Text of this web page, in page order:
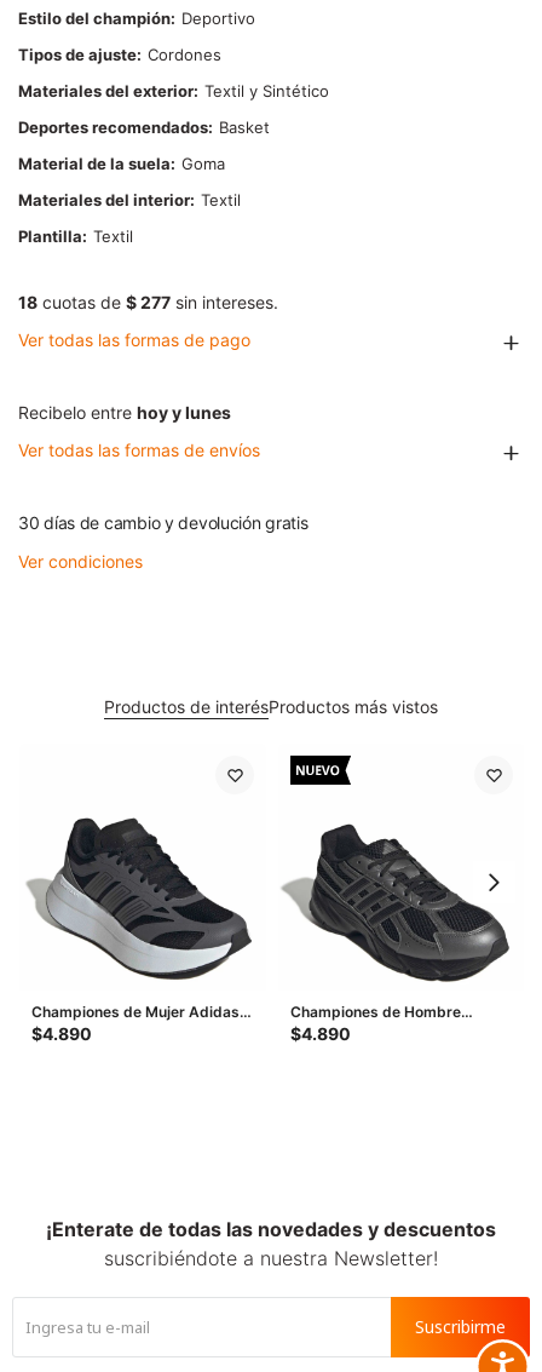
Estilo del champión
Deportivo
Tipos de ajuste Cordones
Materiales del exterior Textil y Sintético
Deportes recomendados
Basket
Material de la suela
Goma
Materiales del interior Textil
Plantilla
Textil
18 cuotas de $ 277 sin intereses.
Ver todas las formas de pago
Recibelo entre hoy y lunes
Ver todas las formas de envíos
30 días de cambio y devolución gratis
Ver condiciones
Productos de interésProductos más vistos
Championes de Mujer Adidas
Adirok W - Negro - Gris
$4.890
Championes de Hombre
Adidas Technochaos 2000 M -
$4.890
¡Enterate de todas las novedades y descuentos
suscribiéndote a nuestra Newsletter!
Suscribirme